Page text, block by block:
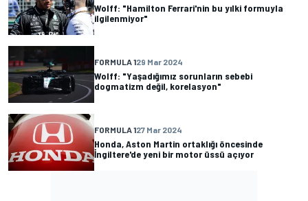
Wolff: "Hamilton Ferrari'nin bu yılki formuyla
ilgilenmiyor"
FORMULA 129 Mar 2024
Wolff: "Yaşadığımız sorunların sebebi
dogmatizm değil, korelasyon"
FORMULA 127 Mar 2024
Honda, Aston Martin ortaklığı öncesinde
İngiltere'de yeni bir motor üssü açıyor